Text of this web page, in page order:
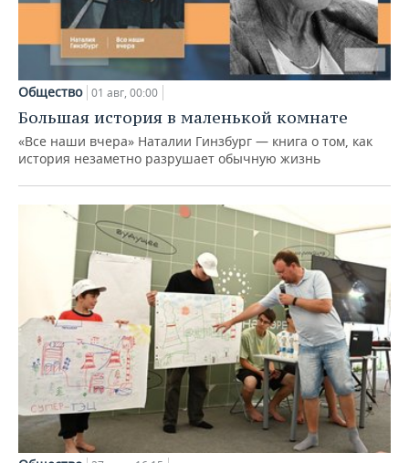
Общество 01 авг, 00:00
Большая история в маленькой комнате
«Все наши вчера» Наталии Гинзбург — книга о том, как
история незаметно разрушает обычную жизнь